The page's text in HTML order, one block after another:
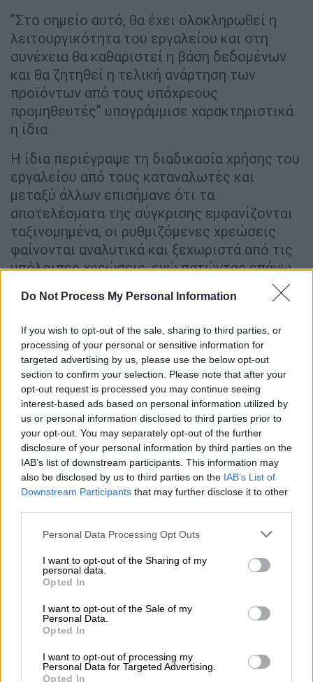
Do Not Process My Personal Information
If you wish to opt-out of the sale, sharing to third parties, or
processing of your personal or sensitive information for
targeted advertising by us, please use the below opt-out
section to confirm your selection. Please note that after your
opt-out request is processed you may continue seeing
interest-based ads based on personal information utilized by
us or personal information disclosed to third parties prior to
your opt-out. You may separately opt-out of the further
disclosure of your personal information by third parties on the
IAB’s list of downstream participants. This information may
also be disclosed by us to third parties on the IAB’s List of
Downstream Participants that may further disclose it to other
Please note that this website/app uses one or more Google
not limited to your visit or usage behaviour. You may click to
grant or deny consent to Google and its third-party tags to
use your data for below specified purposes in below Google
consent section.
Personal Data Processing Opt Outs
I want to opt-out of the Sharing of my
personal data.
Opted In
I want to opt-out of the Sale of my
Personal Data.
Opted In
I want to opt-out of processing my
Personal Data for Targeted Advertising.
Opted In
"Στο σημείο αυτό, θα έχει ολοκληρωθεί η
λειτουργικότητα του εργαλείου και στη
συνέχεια θα καθαριστεί η βάση δεδομένων
και θα ζητηθεί η τελική ανάρτηση των
προϊόντων από τους υπόχρεους
προμηθευτές" υπογράμμισε χαρακτηριστικά
η ίδια.
Η ίδια περιέγραψε τη διαδικασία χρήσης του
εργαλείου από τους καταναλωτές και
μεταξύ άλλων επισήμανε ότι τα
αποτελέσματα της σύγκρισης εμφανίζονται
ταξινομημένα, οι ρυθμιζόμενες χρεώσεις
φαίνονται αναλυτικά και ξεχωριστά από τις
υπόλοιπες χρεώσεις, ενώ πατώντας επάνω
"Λεπτομέρειες ", εμφανίζονται σε
πληροφορίες.
Μιλώντας για τις εξελίξεις της λιανικής
ενεργειακής αγοράς ηλεκτρικής ενέργειας
και φυσικού αερίου στην Ελλάδα, η κ.
Γκότζου ανέφερε ότι το 2019 αποτελεί
χρονιά έντονης δραστηριότητας και
περαιτέρω ενίσχυσης του ανταγωνισμού
στον τομέα της προμήθειας, τόσο της
ηλεκτρικής ενέργειας όσο και του φυσικού
αερίου.
στη λιανική αγορά ηλεκτρικής ενέργειας
διαχρονικά, από το 2008, τις τρέχουσες
τάσεις της αγοράς (μερίδια αγοράς των
Προμηθευτών ενέργειας, κινητικότητα,
τις ιδιαιτερότητες του Μη